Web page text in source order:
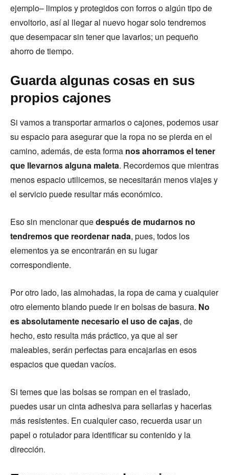
ejemplo– limpios y protegidos con forros o algún tipo de
envoltorio, así al llegar al nuevo hogar solo tendremos
que desempacar sin tener que lavarlos; un pequeño
ahorro de tiempo.
Guarda algunas cosas en sus
propios cajones
Si vamos a transportar armarios o cajones, podemos usar
su espacio para asegurar que la ropa no se pierda en el
camino, además, de esta forma nos ahorramos el tener
que llevarnos alguna maleta. Recordemos que mientras
menos espacio utilicemos, se necesitarán menos viajes y
el servicio puede resultar más económico.
Eso sin mencionar quedespués de mudarnos no
tendremos que reordenar nada, pues, todos los
elementos ya se encontrarán en su lugar
correspondiente.
Por otro lado, las almohadas, la ropa de cama y cualquier
otro elemento blando puede ir en bolsas de basura. No
es absolutamente necesario el uso de cajas, de
hecho, esto resulta más práctico, ya que al ser
maleables, serán perfectas para encajarlas en esos
espacios que quedan vacíos.
Si temes que las bolsas se rompan en el traslado,
puedes usar un cinta adhesiva para sellarlas y hacerlas
más resistentes. En cualquier caso, recuerda usar un
papel o rotulador para identificar su contenido y la
dirección.